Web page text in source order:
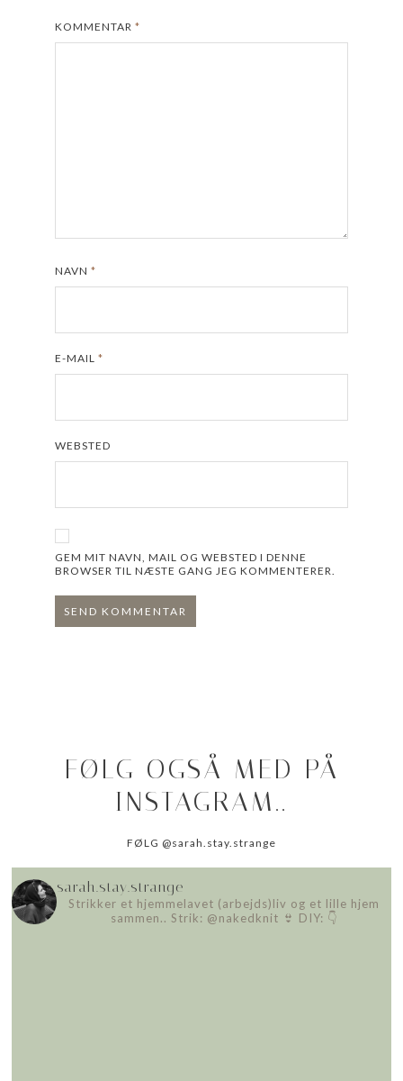
KOMMENTAR *
NAVN *
E-MAIL *
WEBSTED
GEM MIT NAVN, MAIL OG WEBSTED I DENNE
BROWSER TIL NÆSTE GANG JEG KOMMENTERER.
FØLG OGSÅ MED PÅ
INSTAGRAM..
FØLG @sarah.stay.strange
sarah.stay.strange
Strikker et hjemmelavet (arbejds)liv og et lille hjem
sammen.. Strik: @nakedknit 👙 DIY: 👇